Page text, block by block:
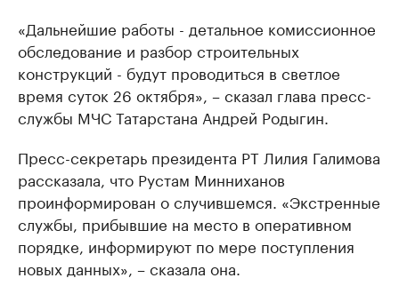
«Дальнейшие работы - детальное комиссионное
обследование и разбор строительных
конструкций - будут проводиться в светлое
время суток 26 октября», – сказал глава пресс-
службы МЧС Татарстана Андрей Родыгин.
Пресс-секретарь президента РТ Лилия Галимова
рассказала, что Рустам Минниханов
проинформирован о случившемся. «Экстренные
службы, прибывшие на место в оперативном
порядке, информируют по мере поступления
новых данных», – сказала она.